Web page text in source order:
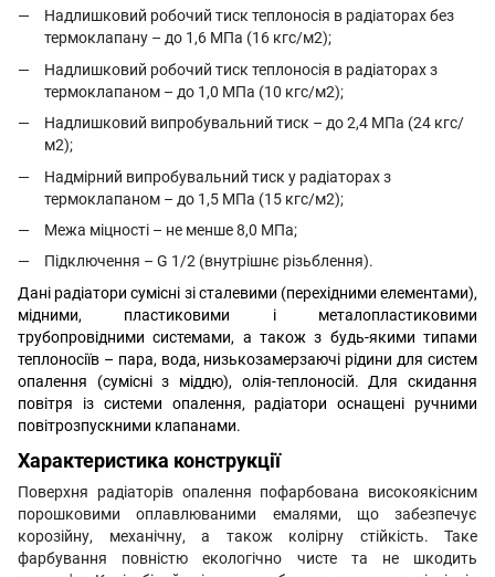
Надлишковий робочий тиск теплоносія в радіаторах без
термоклапану – до 1,6 МПа (16 кгс/м2);
Надлишковий робочий тиск теплоносія в радіаторах з
термоклапаном – до 1,0 МПа (10 кгс/м2);
Надлишковий випробувальний тиск – до 2,4 МПа (24 кгс/
м2);
Надмірний випробувальний тиск у радіаторах з
термоклапаном – до 1,5 МПа (15 кгс/м2);
Межа міцності – не менше 8,0 МПа;
Підключення – G 1/2 (внутрішнє різьблення).
Дані радіатори сумісні зі сталевими (перехідними елементами),
мідними, пластиковими і металопластиковими
трубопровідними системами, а також з будь-якими типами
теплоносіїв – пара, вода, низькозамерзаючі рідини для систем
опалення (сумісні з міддю), олія-теплоносій. Для скидання
повітря із системи опалення, радіатори оснащені ручними
повітрозпускними клапанами.
Характеристика конструкції
Поверхня радіаторів опалення пофарбована високоякісним
порошковими оплавлюваними емалями, що забезпечує
корозійну, механічну, а також колірну стійкість. Таке
фарбування повністю екологічно чисте та не шкодить